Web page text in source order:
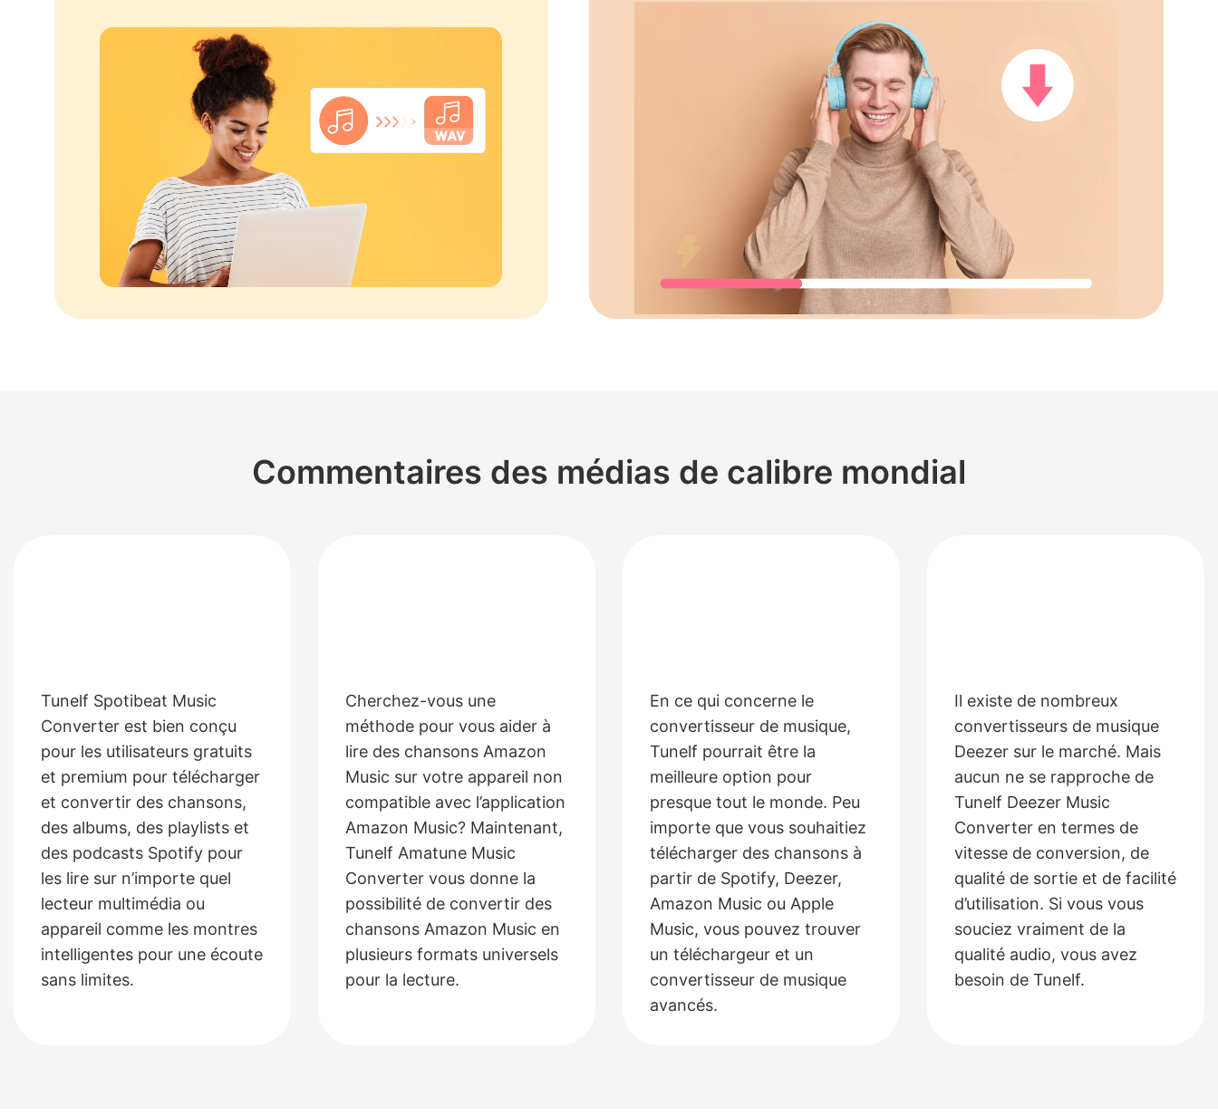
Commentaires des médias de calibre mondial
Tunelf Spotibeat Music
Converter est bien conçu
pour les utilisateurs gratuits
et premium pour télécharger
et convertir des chansons,
des albums, des playlists et
des podcasts Spotify pour
les lire sur n’importe quel
lecteur multimédia ou
appareil comme les montres
intelligentes pour une écoute
sans limites.
Cherchez-vous une
méthode pour vous aider à
lire des chansons Amazon
Music sur votre appareil non
compatible avec l’application
Amazon Music? Maintenant,
Tunelf Amatune Music
Converter vous donne la
possibilité de convertir des
chansons Amazon Music en
plusieurs formats universels
pour la lecture.
En ce qui concerne le
convertisseur de musique,
Tunelf pourrait être la
meilleure option pour
presque tout le monde. Peu
importe que vous souhaitiez
télécharger des chansons à
partir de Spotify, Deezer,
Amazon Music ou Apple
Music, vous pouvez trouver
un téléchargeur et un
convertisseur de musique
avancés.
Il existe de nombreux
convertisseurs de musique
Deezer sur le marché. Mais
aucun ne se rapproche de
Tunelf Deezer Music
Converter en termes de
vitesse de conversion, de
qualité de sortie et de facilité
d’utilisation. Si vous vous
souciez vraiment de la
qualité audio, vous avez
besoin de Tunelf.